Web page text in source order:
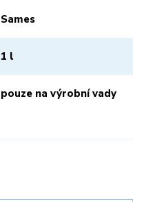
Sames
1 l
pouze na výrobní vady